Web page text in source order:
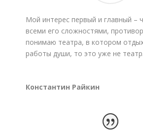
Мой интерес первый и главный –
всеми его сложностями,
понимаю театра, в котором
работы души, то это уже не театр.
Константин Райкин